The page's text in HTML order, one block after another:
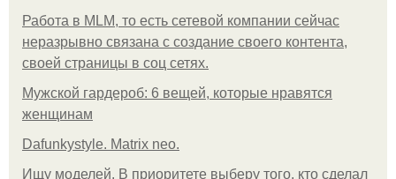
Работа в MLM, то есть сетевой компании сейчас
неразрывно связана с создание своего контента,
своей страницы в соц сетях.
Мужской гардероб: 6 вещей, которые нравятся
женщинам
Dafunkystyle. Matrix neo.
Ищу моделей. В приоритете выберу того, кто сделал